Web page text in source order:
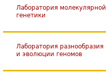
Лаборатория молекулярной
генетики
Лаборатория разнообразия
и эволюции геномов